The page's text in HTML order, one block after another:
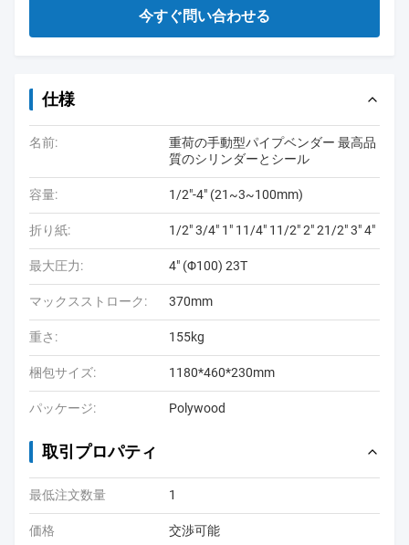
今すぐ問い合わせる
仕様
名前:
重荷の手動型パイプベンダー 最高品
質のシリンダーとシール
容量: 1/2"-4" (21~3~100mm)
折り紙: 1/2" 3/4" 1" 11/4" 11/2" 2" 21/2" 3" 4"
最大圧力: 4" (Φ100) 23T
マックスストローク: 370mm
重さ: 155kg
梱包サイズ: 1180*460*230mm
パッケージ: Polywood
取引プロパティ
最低注文数量 1
価格 交渉可能